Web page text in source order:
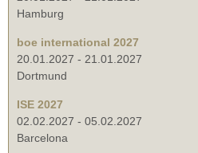
Hamburg
boe international 2027
20.01.2027 - 21.01.2027
Dortmund
ISE 2027
02.02.2027 - 05.02.2027
Barcelona